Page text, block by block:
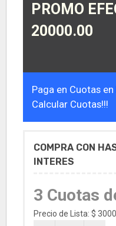
PROMO
20000.00
Paga en Cuotas
Calcular Cuotas!!!
COMPRA CON
INTERES
3 Cuotas
Precio de Lista: $